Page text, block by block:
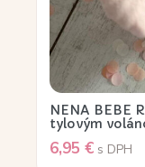
NENA BEBE
tylovým
6,95 € s DPH